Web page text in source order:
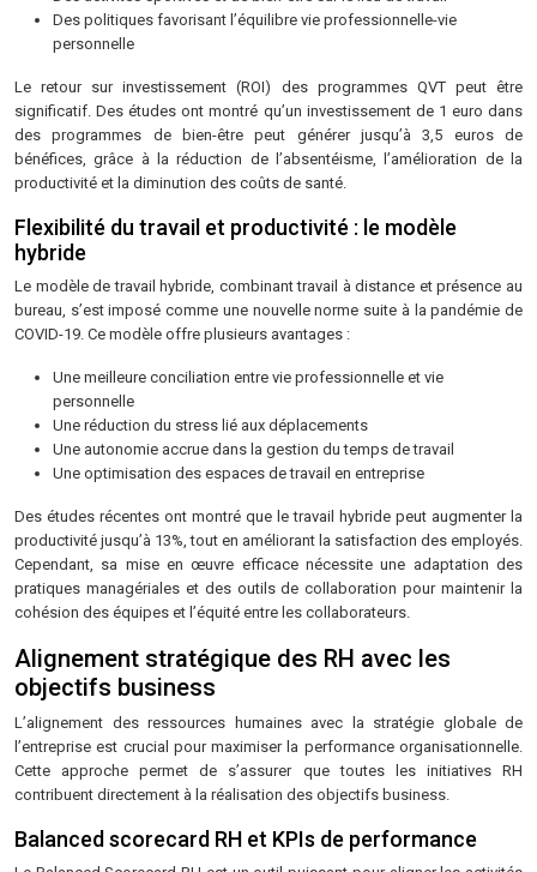
Des politiques favorisant l’équilibre vie professionnelle-vie
personnelle
Le retour sur investissement (ROI) des programmes QVT peut être
significatif. Des études ont montré qu’un investissement de 1 euro dans
des programmes de bien-être peut générer jusqu’à 3,5 euros de
bénéfices, grâce à la réduction de l’absentéisme, l’amélioration de la
productivité et la diminution des coûts de santé.
Flexibilité du travail et productivité : le modèle
hybride
Le modèle de travail hybride, combinant travail à distance et présence au
bureau, s’est imposé comme une nouvelle norme suite à la pandémie de
COVID-19. Ce modèle offre plusieurs avantages :
Une meilleure conciliation entre vie professionnelle et vie
personnelle
Une réduction du stress lié aux déplacements
Une autonomie accrue dans la gestion du temps de travail
Une optimisation des espaces de travail en entreprise
Des études récentes ont montré que le travail hybride peut augmenter la
productivité jusqu’à 13%, tout en améliorant la satisfaction des employés.
Cependant, sa mise en œuvre efficace nécessite une adaptation des
pratiques managériales et des outils de collaboration pour maintenir la
cohésion des équipes et l’équité entre les collaborateurs.
Alignement stratégique des RH avec les
objectifs business
L’alignement des ressources humaines avec la stratégie globale de
l’entreprise est crucial pour maximiser la performance organisationnelle.
Cette approche permet de s’assurer que toutes les initiatives RH
contribuent directement à la réalisation des objectifs business.
Balanced scorecard RH et KPIs de performance